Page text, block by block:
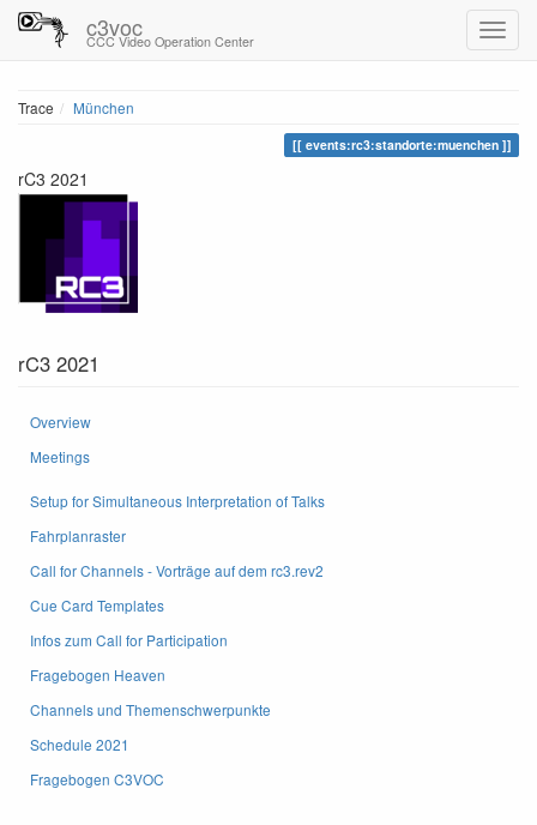
c3voc
CCC Video Operation Center
Trace München
events:rc3:standorte:muenchen
rC3 2021
rC3 2021
Overview
Meetings
Setup for Simultaneous Interpretation of Talks
Fahrplanraster
Call for Channels - Vorträge auf dem rc3.rev2
Cue Card Templates
Infos zum Call for Participation
Fragebogen Heaven
Channels und Themenschwerpunkte
Schedule 2021
Fragebogen C3VOC